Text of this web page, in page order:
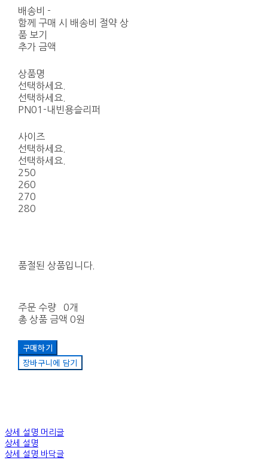
배송비 -
함께 구매 시 배송비 절약 상
품 보기
추가 금액
상품명
선택하세요.
선택하세요.
PN01-내빈용슬리퍼
사이즈
선택하세요.
선택하세요.
250
260
270
280
품절된 상품입니다.
주문 수량
0개
총 상품 금액 0원
구매하기
장바구니에 담기
상세 설명 머리글
상세 설명
상세 설명 바닥글